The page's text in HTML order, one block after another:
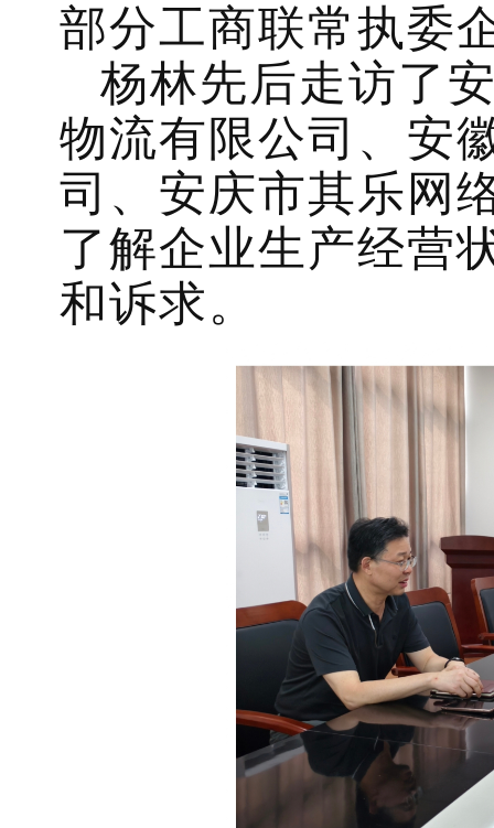
部分工商联常执委
杨林先后走访了
物流有限公司、安
司、安庆市其乐网
了解企业生产经营
和诉求。